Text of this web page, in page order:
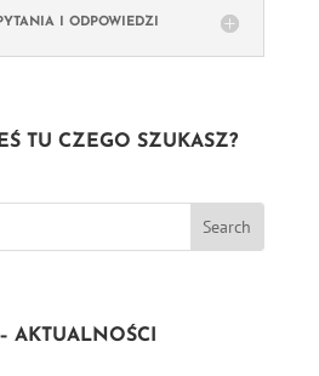
I ODPOWIEDZI
TU CZEGO SZUKASZ?
AKTUALNOŚCI